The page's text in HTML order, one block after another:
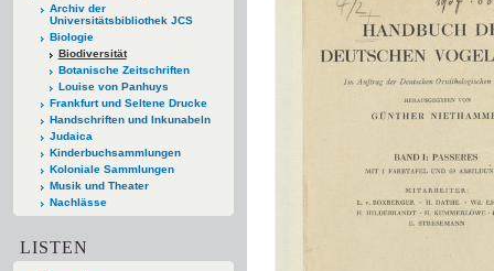
Archiv der
Universitätsbibliothek JCS
Biologie
Biodiversität
Botanische Zeitschriften
Louise von Panhuys
Frankfurt und Seltene Drucke
Handschriften und Inkunabeln
Judaica
Kinderbuchsammlungen
Koloniale Sammlungen
Musik und Theater
Nachlässe
LISTEN